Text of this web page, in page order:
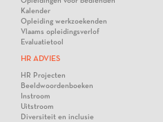
Kalender
Opleiding werkzoekenden
Vlaams opleidingsverlof
Evaluatietool
HR ADVIES
HR Projecten
Beeldwoordenboeken
Instroom
Uitstroom
Diversiteit en inclusie